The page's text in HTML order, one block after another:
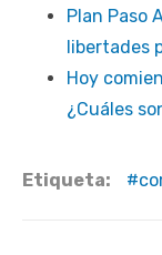
Plan Paso
libertades
Hoy
¿Cuáles
Etiqueta: